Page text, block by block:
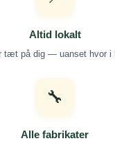
Altid lokalt
tæt på dig — uanset hvor i
🔧
Alle fabrikater